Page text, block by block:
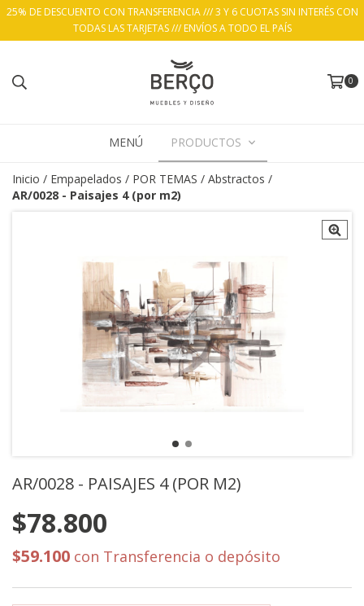
25% DE DESCUENTO CON TRANSFERENCIA /// 3 Y 6 CUOTAS SIN INTERÉS CON
TODAS LAS TARJETAS /// ENVÍOS A TODO EL PAÍS
0
MENÚ PRODUCTOS
Inicio / Empapelados / POR TEMAS / Abstractos /
AR/0028 - Paisajes 4 (por m2)
AR/0028 - PAISAJES 4 (POR M2)
$78.800
$59.100 con Transferencia o depósito